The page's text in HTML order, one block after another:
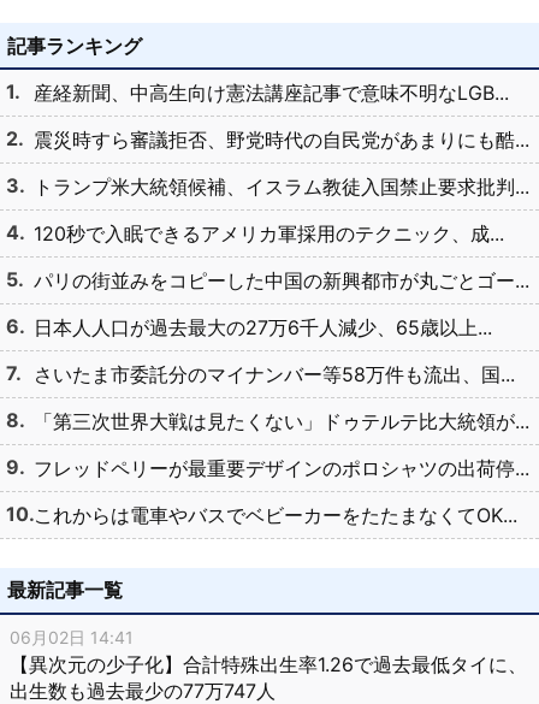
記事ランキング
産経新聞、中高生向け憲法講座記事で意味不明なLGB...
震災時すら審議拒否、野党時代の自民党があまりにも酷...
トランプ米大統領候補、イスラム教徒入国禁止要求批判...
120秒で入眠できるアメリカ軍採用のテクニック、成...
パリの街並みをコピーした中国の新興都市が丸ごとゴー...
日本人人口が過去最大の27万6千人減少、65歳以上...
さいたま市委託分のマイナンバー等58万件も流出、国...
「第三次世界大戦は見たくない」ドゥテルテ比大統領が...
フレッドペリーが最重要デザインのポロシャツの出荷停...
これからは電車やバスでベビーカーをたたまなくてOK...
最新記事一覧
06月02日 14:41
【異次元の少子化】合計特殊出生率1.26で過去最低タイに、
出生数も過去最少の77万747人